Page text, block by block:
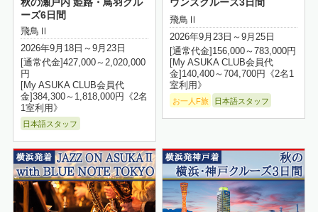
秋の瀬戸内 姫路・鳥羽クル
ーズ6日間
飛鳥Ⅱ
2026年9月18日～9月23日
[通常代金]427,000～2,020,000
円
[My ASUKA CLUB会員代
金]384,300～1,818,000円《2名
1室利用》
日本語スタッフ
ウンズクルーズ3日間
飛鳥Ⅱ
2026年9月23日～9月25日
[通常代金]156,000～783,000円
[My ASUKA CLUB会員代
金]140,400～704,700円《2名1
室利用》
お一人F旅 日本語スタッフ
詳細はこちら